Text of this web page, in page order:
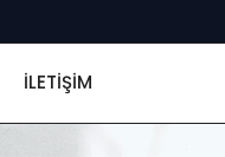
İLETIŞIM